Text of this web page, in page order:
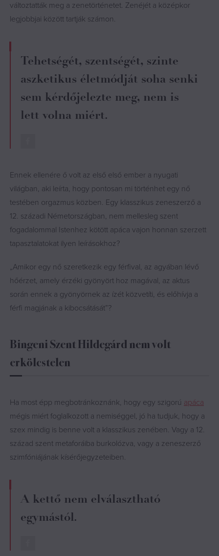
változtatták meg a zenetörténetet. Zenéjét a középkor
legjobbjai között tartják számon.
Tehetségét, szentségét, szinte
aszketikus életmódját soha senki
sem kérdőjelezte meg, nem is
lett volna miért.
Ennek ellenére ő volt az első első ember a nyugati
világban, aki leírta, hogy pontosan mi történhet egy nő
testében orgazmus közben. Egy klasszikus zeneszerző a
12. századi Németországban, nem mellesleg szent
fogadalommal Istenhez kötött apáca vajon honnan szerzett
tapasztalatokat ilyen leírásokhoz?
„Amikor egy nő szeretkezik egy férfival, az agyában lévő
hőérzet, amely érzéki gyönyört hoz magával, az aktus
során ennek a gyönyörnek az ízét közvetíti, és előhívja a
férfi magjának a kibocsátását”?
Bingeni Szent Hildegárd nem volt
erkölcstelen
Ha most épp megbotránkoznánk, hogy egy szigorú apáca
mégis miért foglalkozott a nemiséggel, jó ha tudjuk, hogy a
szex mindig is benne volt a klasszikus zenében. Vagy a 12.
század szent metaforáiba burkolózva, vagy a zeneszerző
szimfóniájának kísérőjegyzeteiben.
A kettő nem elválasztható
egymástól.